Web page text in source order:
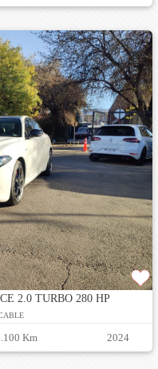
2.0 TURBO 280 HP
Km 2024